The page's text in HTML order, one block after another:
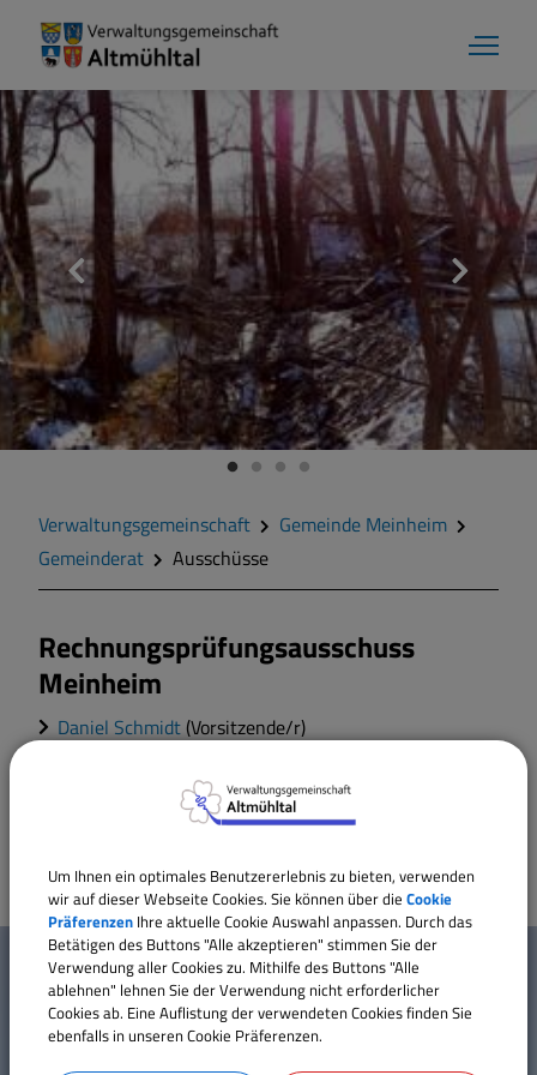
Gemeinde Meinheim
Grußwort
Kontakt
Veranstaltungen
Zahlen und Daten
Geschichte
Gemeinderat
Gemeindeteile
Dorfwettbewerb
Mitteilungsblatt
Verwaltungsgemeinschaft
Gemeinde Meinheim
Gemeinderat
Ausschüsse
Rechnungsprüfungsausschuss
Meinheim
Daniel Schmidt(Vorsitzende/r)
W
c
Mehr entdecken
Kontakt
Um Ihnen ein optimales Benutzererlebnis zu bieten, verwenden
wir auf dieser Webseite Cookies. Sie können über die Cookie
Präferenzen Ihre aktuelle Cookie Auswahl anpassen. Durch das
Betätigen des Buttons "Alle akzeptieren" stimmen Sie der
Verwendung aller Cookies zu. Mithilfe des Buttons "Alle
ablehnen" lehnen Sie der Verwendung nicht erforderlicher
Cookies ab. Eine Auflistung der verwendeten Cookies finden Sie
ebenfalls in unseren Cookie Präferenzen.